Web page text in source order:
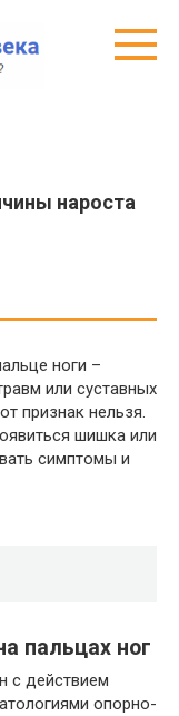
нароста
ноги –
или суставных
признак нельзя.
шишка или
симптомы и
пальцах ног
с действием
опорно-